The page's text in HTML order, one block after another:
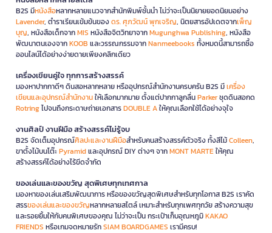
B2S มีหนังสือหลากหลายแนวจากสำนักพิมพ์ชั้นนำ ไม่ว่าจะเป็นนิยายยอดนิยมอย่าง
Lavender, ตำราเรียนเข้มข้นของดร. ศุภวัฒน์ พุกเจริญ, นิตยสารอัปเดตจากเพ็ญ
บุญ, หนังสือเด็กจากMIS หนังสือจิตวิทยาจากMugunghwa Publishing, หนังสือ
พัฒนาตนเองจากKOOB และวรรณกรรมจากNanmeebooks ทั้งหมดนี้สามารถซื้อ
ออนไลน์ได้อย่างง่ายดายเพียงคลิกเดียว
เครื่องเขียนคู่ใจ ทุกการสร้างสรรค์
มองหาปากกาดีๆ ดินสอหลากหลาย หรืออุปกรณ์สำนักงานครบครัน B2S มีเครื่อง
เขียนและอุปกรณ์สำนักงานให้เลือกมากมาย ตั้งแต่ปากกาลูกลื่นParkerชุดดินสอกด
Rotringไปจนถึงกระดาษถ่ายเอกสารDOUBLE Aให้คุณเลือกใช้ได้อย่างจุใจ
งานศิลป์ งานฝีมือ สร้างสรรค์ไม่รู้จบ
B2S จัดเต็มอุปกรณ์ศิลปะและงานฝีมือสำหรับคนสร้างสรรค์ตัวจริง ทั้งสีไม้Colleen,
ขาตั้งไม้บนโต๊ะPyramidและอุปกรณ์ DIY ต่างๆ จากMONT MARTEให้คุณ
สร้างสรรค์ได้อย่างไร้ขีดจำกัด
ของเล่นและของขวัญ สุดพิเศษทุกเทศกาล
มองหาของเล่นเสริมพัฒนาการ หรือของขวัญสุดพิเศษสำหรับทุกโอกาส B2S เราคัด
สรรของเล่นและของขวัญหลากหลายสไตล์ เหมาะสำหรับทุกเพศทุกวัย สร้างความสุข
และรอยยิ้มให้กับคนพิเศษของคุณ ไม่ว่าจะเป็น กระเป๋าเก็บอุณหภูมิKAKAO
FRIENDS หรือเกมจดหมายรักSIAM BOARDGAMES เรามีครบ!